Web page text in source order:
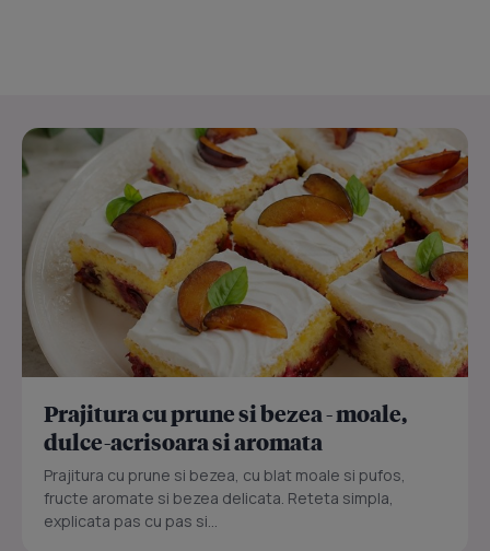
Prajitura cu prune si bezea - moale,
dulce-acrisoara si aromata
Prajitura cu prune si bezea, cu blat moale si pufos,
fructe aromate si bezea delicata. Reteta simpla,
explicata pas cu pas si...